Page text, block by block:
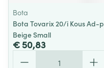
Bota
Bota Tovarix 20/i Kous Ad-p
Beige Small
€ 50,83